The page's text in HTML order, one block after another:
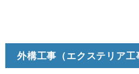
外構工事（エクステリア